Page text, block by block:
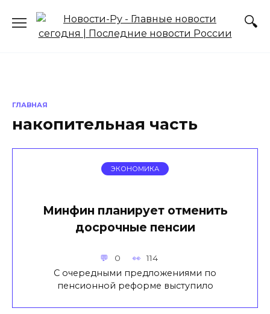
содержанию
ГЛАВНАЯ
накопительная часть
ЭКОНОМИКА
Минфин планирует отменить
досрочные пенсии
0 114
С очередными предложениями по
пенсионной реформе выступило